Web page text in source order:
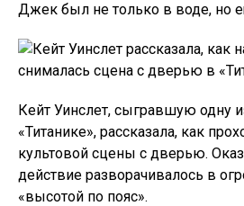
Джек был не только в воде, но
Кейт Уинслет, сыгравшую одну
«Титанике», рассказала, как
культовой сцены с дверью.
действие разворачивалось в
«высотой по пояс».